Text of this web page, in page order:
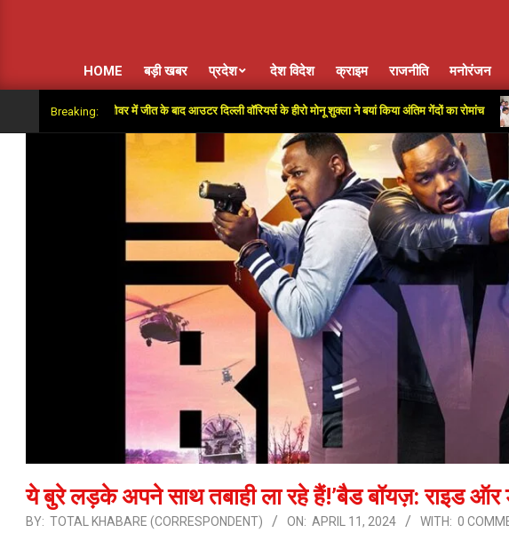
HOME बड़ी खबर प्रदेश देश विदेश क्राइम राजनीति मनोरंजन
Breaking:
दिया”: सुपर ओवर में जीत के बाद आउटर दिल्ली वॉरियर्स के हीरो मोनू शुक्ला ने बयां किया अंतिम गेंदों का रोमांच
ये बुरे लड़के अपने साथ तबाही ला रहे हैं!’बैड बॉयज़: राइड ऑर
BY: TOTAL KHABARE (CORRESPONDENT) ON: APRIL 11, 2024 WITH: 0